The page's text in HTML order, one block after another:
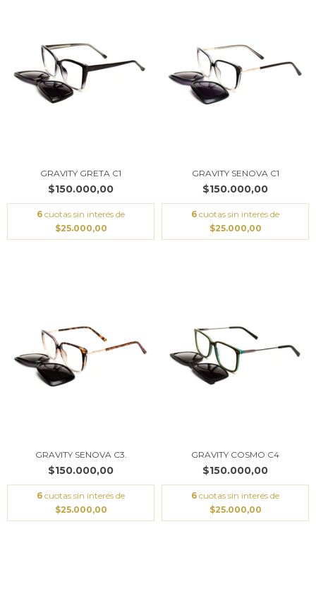
GRAVITY GRETA C1
$150.000,00
6 cuotas sin interés de
$25.000,00
GRAVITY SENOVA C1
$150.000,00
6 cuotas sin interés de
$25.000,00
GRAVITY SENOVA C3.
$150.000,00
6 cuotas sin interés de
$25.000,00
GRAVITY COSMO C4
$150.000,00
6 cuotas sin interés de
$25.000,00